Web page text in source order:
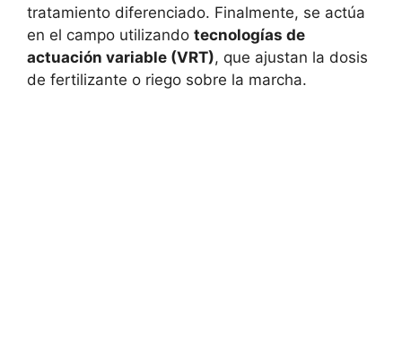
tratamiento diferenciado. Finalmente, se actúa
en el campo utilizando tecnologías de
actuación variable (VRT), que ajustan la dosis
de fertilizante o riego sobre la marcha.